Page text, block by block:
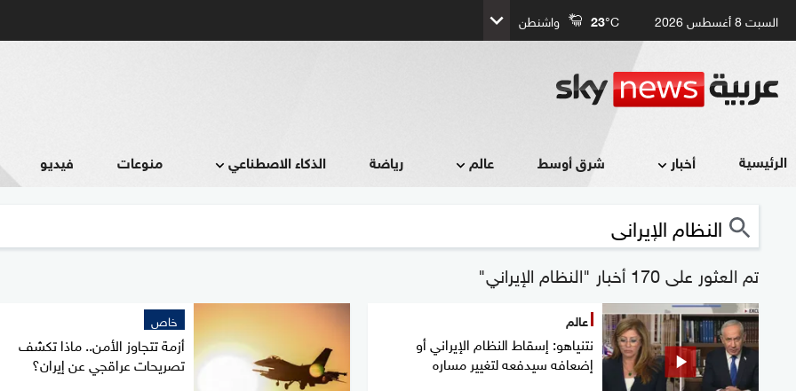
السبت 8 أغسطس 2026 23°C واشنطن
الرئيسية أخبار شرق أوسط عالم رياضة الذكاء الاصطناعي منوعات فيديو
تم العثور على 170 أخبار "النظام الإيراني"
عالم
نتنياهو: إسقاط النظام الإيراني أو
إضعافه سيدفعه لتغيير مساره
خاص
أزمة تتجاوز الأمن.. ماذا تكشف
تصريحات عراقجي عن إيران؟